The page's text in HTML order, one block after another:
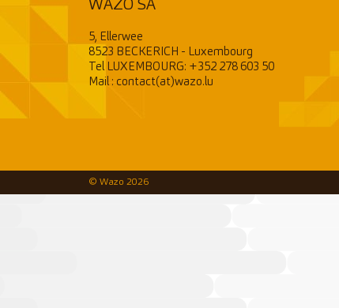
WAZO SA
5, Ellerwee
8523 BECKERICH - Luxembourg
Tel LUXEMBOURG: +352 278 603 50
Mail : contact(at)wazo.lu
© Wazo 2026